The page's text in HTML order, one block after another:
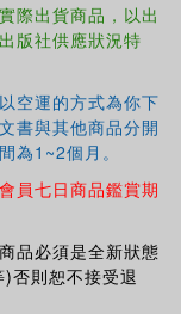
際出貨商品，以出
版社供應狀況特
空運的方式為你下
書與其他商品分開
為1~2個月。
員七日商品鑑賞期
品必須是全新狀態
否則恕不接受退